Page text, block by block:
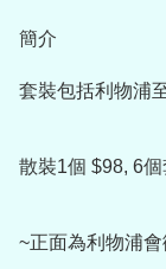
簡介
套裝包括利物浦
散裝1個 $98, 6
~正面為利物浦